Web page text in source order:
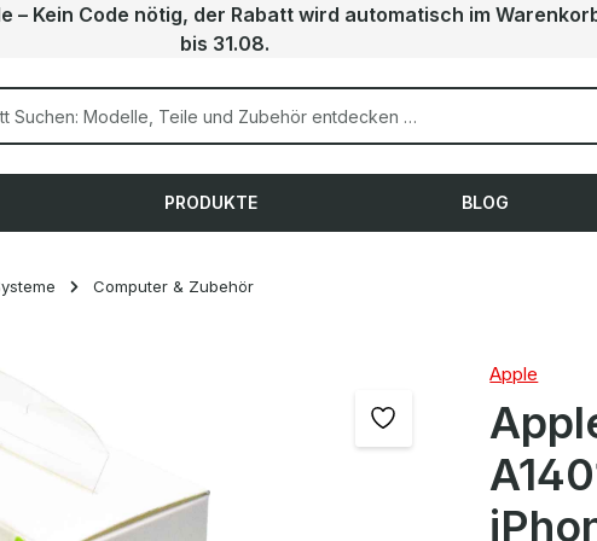
– Kein Code nötig, der Rabatt wird automatisch im
bis 31.08.
PRODUKTE BLOG
Computer & Zubehör
Apple